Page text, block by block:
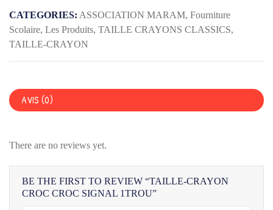
1Trou
CATEGORIES: ASSOCIATION MARAM, Fourniture
Scolaire, Les Produits, TAILLE CRAYONS CLASSICS,
TAILLE-CRAYON
AVIS (0)
There are no reviews yet.
BE THE FIRST TO REVIEW “TAILLE-CRAYON
CROC CROC SIGNAL 1TROU”